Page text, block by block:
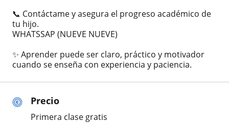
Precio
Primera clase gratis
📞 Contáctame y asegura el progreso académico de
tu hijo.
WHATSSAP (NUEVE NUEVE)
✨ Aprender puede ser claro, práctico y motivador
cuando se enseña con experiencia y paciencia.